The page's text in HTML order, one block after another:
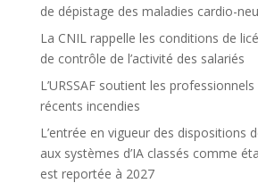
de dépistage des maladies cardio-
La CNIL rappelle les conditions de
de contrôle de l’activité des salariés
L’URSSAF soutient les
récents incendies
L’entrée en vigueur des dispositions
aux systèmes d’IA classés comme
est reportée à 2027